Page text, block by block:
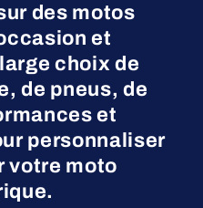
des motos
et
choix de
de pneus, de
et
personnaliser
votre moto